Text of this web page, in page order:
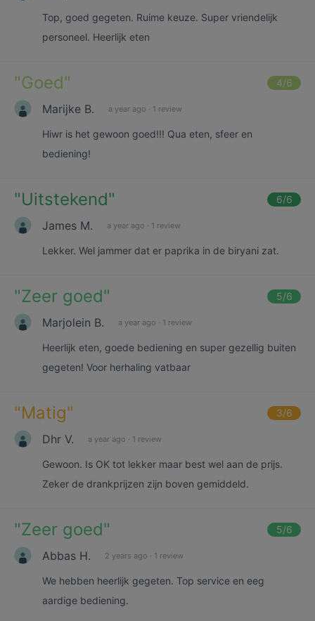
Top, goed gegeten. Ruime keuze. Super vriendelijk
personeel. Heerlijk eten
"Goed" 4/6
Marijke B. a year ago · 1 review
Hiwr is het gewoon goed!!! Qua eten, sfeer en
bediening!
"Uitstekend" 6/6
James M. a year ago · 1 review
Lekker. Wel jammer dat er paprika in de biryani zat.
"Zeer goed" 5/6
Marjolein B. a year ago · 1 review
Heerlijk eten, goede bediening en super gezellig buiten
gegeten! Voor herhaling vatbaar
"Matig" 3/6
Dhr V. a year ago · 1 review
Gewoon. Is OK tot lekker maar best wel aan de prijs.
Zeker de drankprijzen zijn boven gemiddeld.
"Zeer goed" 5/6
Abbas H. 2 years ago · 1 review
We hebben heerlijk gegeten. Top service en eeg
aardige bediening.